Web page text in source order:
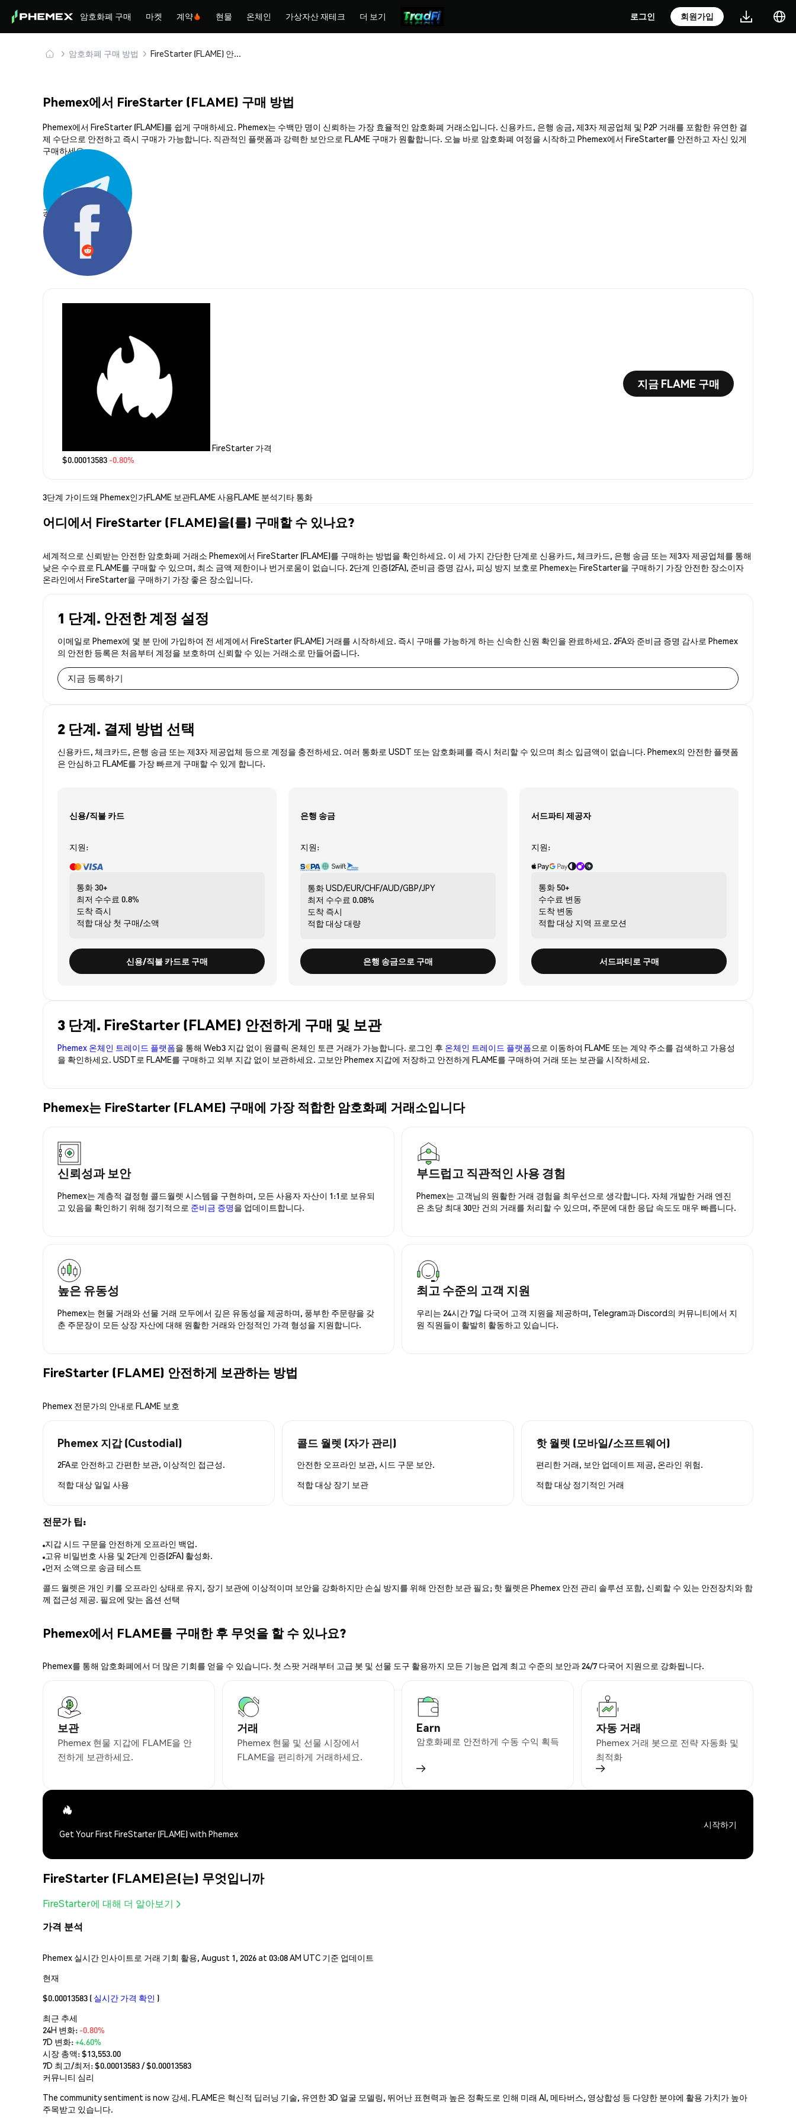
암호화폐 구매 마켓 계약 현물 온체인 가상자산 재테크 더 보기 로그인 회원가입
암호화폐 구매 방법 FireStarter (FLAME) 안전하게 구매 및 보관
Phemex에서 FireStarter (FLAME) 구매 방법
Phemex에서 FireStarter (FLAME)를 쉽게 구매하세요. Phemex는 수백만 명이 신뢰하는 가장 효율적인 암호화폐 거래소입니다. 신용카드, 은행 송금, 제3자 제공업체 및 P2P 거래를 포함한 유연한 결
제 수단으로 안전하고 즉시 구매가 가능합니다. 직관적인 플랫폼과 강력한 보안으로 FLAME 구매가 원활합니다. 오늘 바로 암호화폐 여정을 시작하고 Phemex에서 FireStarter를 안전하고 자신 있게
구매하세요.
공유하기:
FireStarter 가격
$0.00013583 -0.80%
지금 FLAME 구매
3단계 가이드왜 Phemex인가FLAME 보관FLAME 사용FLAME 분석기타 통화
어디에서 FireStarter (FLAME)을(를) 구매할 수 있나요?
세계적으로 신뢰받는 안전한 암호화폐 거래소 Phemex에서 FireStarter (FLAME)를 구매하는 방법을 확인하세요. 이 세 가지 간단한 단계로 신용카드, 체크카드, 은행 송금 또는 제3자 제공업체를 통해
낮은 수수료로 FLAME를 구매할 수 있으며, 최소 금액 제한이나 번거로움이 없습니다. 2단계 인증(2FA), 준비금 증명 감사, 피싱 방지 보호로 Phemex는 FireStarter을 구매하기 가장 안전한 장소이자
온라인에서 FireStarter을 구매하기 가장 좋은 장소입니다.
1 단계. 안전한 계정 설정
이메일로 Phemex에 몇 분 만에 가입하여 전 세계에서 FireStarter (FLAME) 거래를 시작하세요. 즉시 구매를 가능하게 하는 신속한 신원 확인을 완료하세요. 2FA와 준비금 증명 감사로 Phemex
의 안전한 등록은 처음부터 계정을 보호하며 신뢰할 수 있는 거래소로 만들어줍니다.
지금 등록하기
2 단계. 결제 방법 선택
신용카드, 체크카드, 은행 송금 또는 제3자 제공업체 등으로 계정을 충전하세요. 여러 통화로 USDT 또는 암호화폐를 즉시 처리할 수 있으며 최소 입금액이 없습니다. Phemex의 안전한 플랫폼
은 안심하고 FLAME를 가장 빠르게 구매할 수 있게 합니다.
신용/직불 카드
지원:
통화30+
최저 수수료 0.8%
도착 즉시
적합 대상 첫 구매/소액
신용/직불 카드로 구매
은행 송금
지원:
통화USD/EUR/CHF/AUD/GBP/JPY
최저 수수료 0.08%
도착 즉시
적합 대상대량
은행 송금으로 구매
서드파티 제공자
지원:
통화 50+
수수료 변동
도착 변동
적합 대상 지역 프로모션
서드파티로 구매
3 단계. FireStarter (FLAME) 안전하게 구매 및 보관
Phemex 온체인 트레이드 플랫폼을 통해 Web3 지갑 없이 원클릭 온체인 토큰 거래가 가능합니다. 로그인 후 온체인 트레이드 플랫폼으로 이동하여 FLAME 또는 계약 주소를 검색하고 가용성
을 확인하세요. USDT로 FLAME를 구매하고 외부 지갑 없이 보관하세요. 고보안 Phemex 지갑에 저장하고 안전하게 FLAME를 구매하여 거래 또는 보관을 시작하세요.
Phemex는 FireStarter (FLAME) 구매에 가장 적합한 암호화폐 거래소입니다
신뢰성과 보안
Phemex는 계층적 결정형 콜드월렛 시스템을 구현하며, 모든 사용자 자산이 1:1로 보유되
고 있음을 확인하기 위해 정기적으로 준비금 증명을 업데이트합니다.
부드럽고 직관적인 사용 경험
Phemex는 고객님의 원활한 거래 경험을 최우선으로 생각합니다. 자체 개발한 거래 엔진
은 초당 최대 30만 건의 거래를 처리할 수 있으며, 주문에 대한 응답 속도도 매우 빠릅니다.
높은 유동성
Phemex는 현물 거래와 선물 거래 모두에서 깊은 유동성을 제공하며, 풍부한 주문량을 갖
춘 주문장이 모든 상장 자산에 대해 원활한 거래와 안정적인 가격 형성을 지원합니다.
최고 수준의 고객 지원
우리는 24시간 7일 다국어 고객 지원을 제공하며, Telegram과 Discord의 커뮤니티에서 지
원 직원들이 활발히 활동하고 있습니다.
FireStarter (FLAME) 안전하게 보관하는 방법
Phemex 전문가의 안내로 FLAME 보호
Phemex 지갑 (Custodial)
2FA로 안전하고 간편한 보관, 이상적인 접근성.
적합 대상 일일 사용
콜드 월렛 (자가 관리)
안전한 오프라인 보관, 시드 구문 보안.
적합 대상 장기 보관
핫 월렛 (모바일/소프트웨어)
편리한 거래, 보안 업데이트 제공, 온라인 위험.
적합 대상 정기적인 거래
전문가 팁:
지갑 시드 구문을 안전하게 오프라인 백업.
고유 비밀번호 사용 및 2단계 인증(2FA) 활성화.
먼저 소액으로 송금 테스트
콜드 월렛은 개인 키를 오프라인 상태로 유지, 장기 보관에 이상적이며 보안을 강화하지만 손실 방지를 위해 안전한 보관 필요; 핫 월렛은 Phemex 안전 관리 솔루션 포함, 신뢰할 수 있는 안전장치와 함
께 접근성 제공. 필요에 맞는 옵션 선택
Phemex에서 FLAME를 구매한 후 무엇을 할 수 있나요?
Phemex를 통해 암호화폐에서 더 많은 기회를 얻을 수 있습니다. 첫 스팟 거래부터 고급 봇 및 선물 도구 활용까지 모든 기능은 업계 최고 수준의 보안과 24/7 다국어 지원으로 강화됩니다.
보관
Phemex 현물 지갑에 FLAME을 안
전하게 보관하세요.
거래
Phemex 현물 및 선물 시장에서
FLAME을 편리하게 거래하세요.
Earn
암호화폐로 안전하게 수동 수익 획득
자동 거래
Phemex 거래 봇으로 전략 자동화 및
최적화
Get Your First FireStarter (FLAME) with Phemex
시작하기
FireStarter (FLAME)은(는) 무엇입니까
FireStarter에 대해 더 알아보기
가격 분석
Phemex 실시간 인사이트로 거래 기회 활용, August 1, 2026 at 03:08 AM UTC 기준 업데이트
현재
$0.00013583 ( 실시간 가격 확인 )
최근 추세
24H 변화: -0.80%
7D 변화:+4.60%
시장 총액:$13,553.00
7D 최고/최저: $0.00013583/ $0.00013583
커뮤니티 심리
The community sentiment is now 강세. FLAME은 혁신적 딥러닝 기술, 유연한 3D 얼굴 모델링, 뛰어난 표현력과 높은 정확도로 인해 미래 AI, 메타버스, 영상합성 등 다양한 분야에 활용 가치가 높아
주목받고 있습니다.